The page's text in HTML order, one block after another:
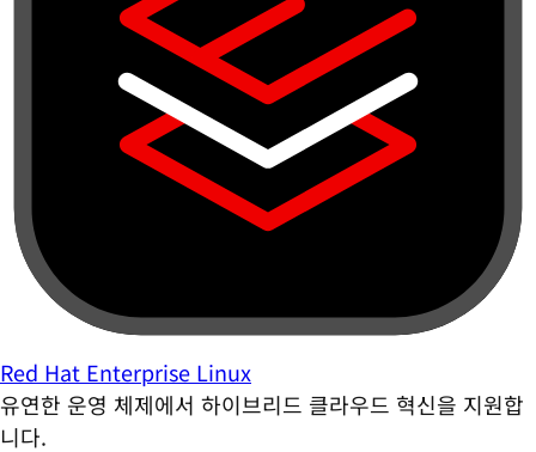
Red Hat Enterprise Linux
유연한 운영 체제에서 하이브리드 클라우드 혁신을 지원합
니다.